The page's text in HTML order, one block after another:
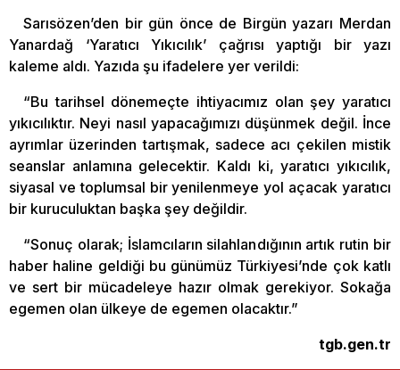
Sarısözen’den bir gün önce de Birgün yazarı Merdan
Yanardağ ‘Yaratıcı Yıkıcılık’ çağrısı yaptığı bir yazı
kaleme aldı. Yazıda şu ifadelere yer verildi:
“Bu tarihsel dönemeçte ihtiyacımız olan şey yaratıcı
yıkıcılıktır. Neyi nasıl yapacağımızı düşünmek değil. İnce
ayrımlar üzerinden tartışmak, sadece acı çekilen mistik
seanslar anlamına gelecektir. Kaldı ki, yaratıcı yıkıcılık,
siyasal ve toplumsal bir yenilenmeye yol açacak yaratıcı
bir kuruculuktan başka şey değildir.
“Sonuç olarak; İslamcıların silahlandığının artık rutin bir
haber haline geldiği bu günümüz Türkiyesi’nde çok katlı
ve sert bir mücadeleye hazır olmak gerekiyor. Sokağa
egemen olan ülkeye de egemen olacaktır.”
tgb.gen.tr